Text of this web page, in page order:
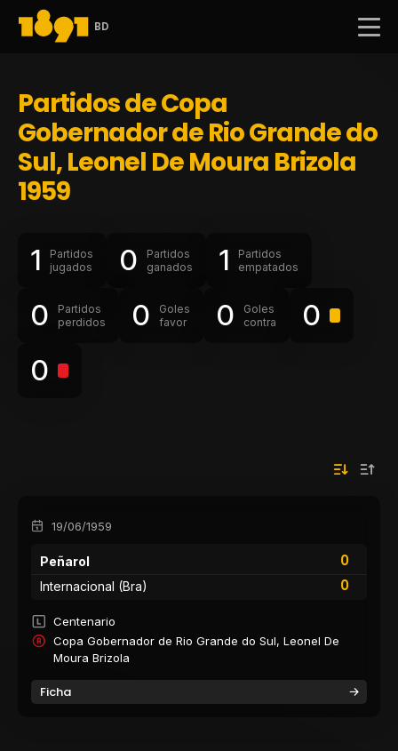
BD
Partidos de Copa
Gobernador de Rio Grande do
Sul, Leonel De Moura Brizola
1959
1
Partidos
jugados
0
Partidos
ganados
1
Partidos
empatados
0
Partidos
perdidos
0
Goles
favor
0
Goles
contra
0
0
19/06/1959
Peñarol
0
0
Internacional (Bra)
Centenario
Copa Gobernador de Rio Grande do Sul, Leonel De
Moura Brizola
Ficha